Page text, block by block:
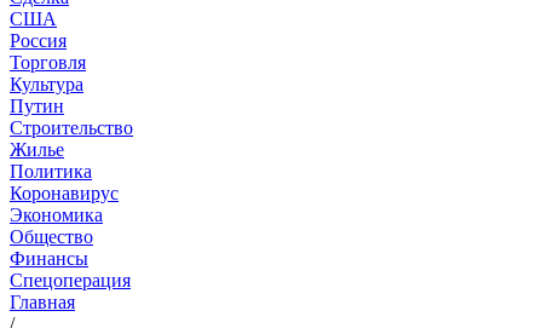
США
Россия
Торговля
Культура
Путин
Строительство
Жилье
Политика
Коронавирус
Экономика
Общество
Финансы
Спецоперация
Главная
/